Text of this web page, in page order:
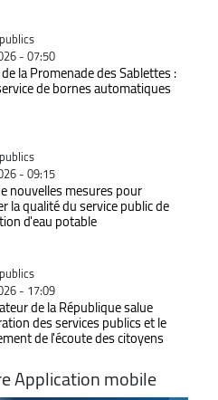
- 07:50
la Promenade des Sablettes :
de bornes automatiques
- 09:15
nouvelles mesures pour
la qualité du service public de
d'eau potable
- 17:09
de la République salue
des services publics et le
de l'écoute des citoyens
Application mobile